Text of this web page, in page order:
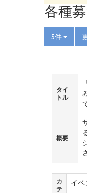
各種
5件
タイ
トル
概要
カ
テ
イベ